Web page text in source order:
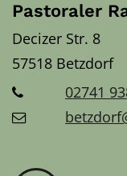
Pastoraler
Decizer Str. 8
57518 Betzdorf
02741